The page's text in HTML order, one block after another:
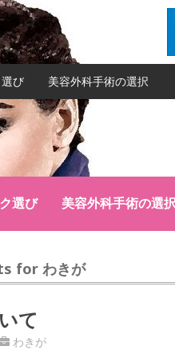
び 美容外科手術の選択
選び 美容外科手術の選
for わきが
て
わきが